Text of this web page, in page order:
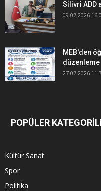
Silivri ADD
09.07.2026
MEB'den
düzenleme
27.07.2026
POPÜLER
Kültür Sanat
Spor
Politika